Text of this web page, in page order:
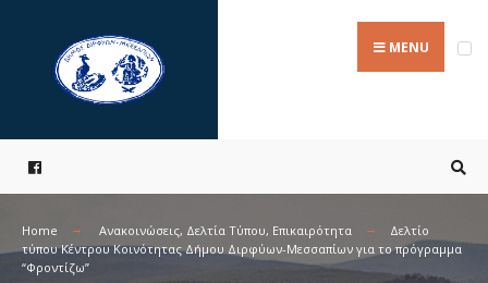
content
MENU
Home Ανακοινώσεις, Δελτία Τύπου, Επικαιρότητα
Δελτίο
τύπου Κέντρου Κοινότητας Δήμου Διρφύων-Μεσσαπίων για το πρόγραμμα
“Φροντίζω”
for: